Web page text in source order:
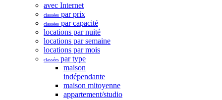
avec Internet
classées par prix
classées par capacité
locations par nuité
locations par semaine
locations par mois
classées par type
maison
indépendante
maison mitoyenne
appartement/studio